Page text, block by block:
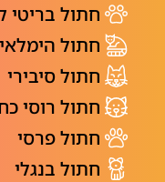
חתול בריטי
חתול
חתול סיבירי
חתול רוסי
חתול פרסי
חתול בנגלי